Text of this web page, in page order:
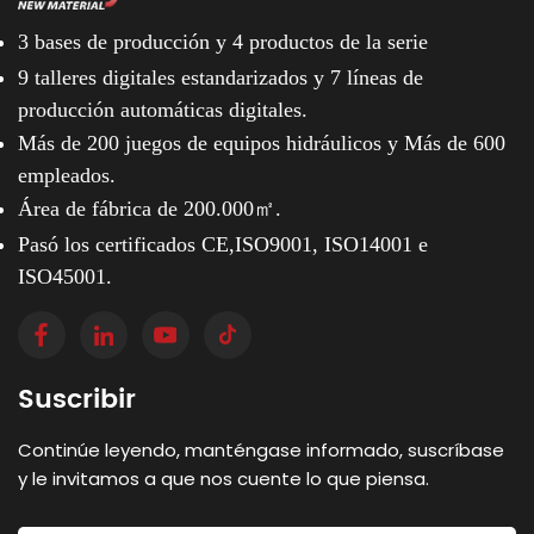
3 bases de producción y 4 productos de la serie
9 talleres digitales estandarizados y 7 líneas de
producción automáticas digitales.
Más de 200 juegos de equipos hidráulicos y Más de 600
empleados.
Área de fábrica de 200.000㎡.
Pasó los certificados CE,ISO9001, ISO14001 e
ISO45001.
Suscribir
Continúe leyendo, manténgase informado, suscríbase
y le invitamos a que nos cuente lo que piensa.